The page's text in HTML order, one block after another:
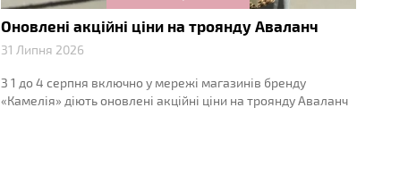
Оновлені акційні ціни на троянду Аваланч
31 Липня 2026
З 1 до 4 серпня включно у мережі магазинів бренду
«Камелія» діють оновлені акційні ціни на троянду Аваланч